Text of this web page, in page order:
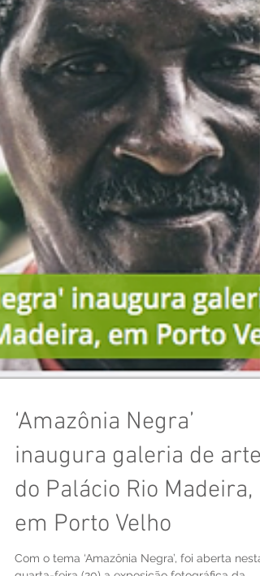
‘Amazônia Negra’
inaugura galeria de artes
do Palácio Rio Madeira,
em Porto Velho